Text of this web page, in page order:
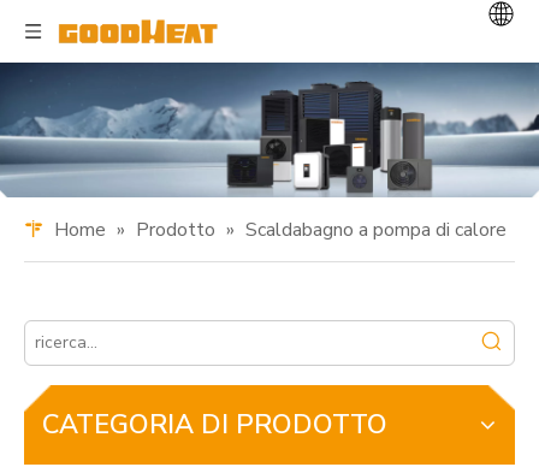
Home » Prodotto » Scaldabagno a pompa di calore
CATEGORIA DI PRODOTTO